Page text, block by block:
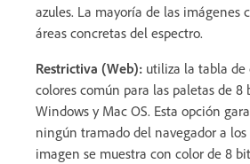
azules. La mayoría de las imágenes
áreas concretas del espectro.
Restrictiva (Web): utiliza la tabla de
colores común para las paletas de 8
Windows y Mac OS. Esta opción
ningún tramado del navegador a los
imagen se muestra con color de 8